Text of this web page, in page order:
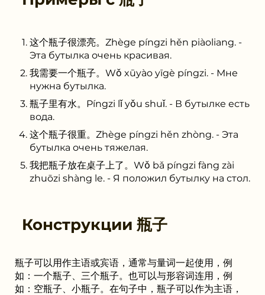
这个瓶子很漂亮。Zhège píngzi hěn piàoliang. -
Эта бутылка очень красивая.
我需要一个瓶子。Wǒ xūyào yīgè píngzi. - Мне
нужна бутылка.
瓶子里有水。Píngzi lǐ yǒu shuǐ. - В бутылке есть
вода.
这个瓶子很重。Zhège píngzi hěn zhòng. - Эта
бутылка очень тяжелая.
我把瓶子放在桌子上了。Wǒ bǎ píngzi fàng zài
zhuōzi shàng le. - Я положил бутылку на стол.
Конструкции 瓶子
瓶子可以用作主语或宾语，通常与量词一起使用，例
如：一个瓶子、三个瓶子。也可以与形容词连用，例
如：空瓶子、小瓶子。在句子中，瓶子可以作为主语，